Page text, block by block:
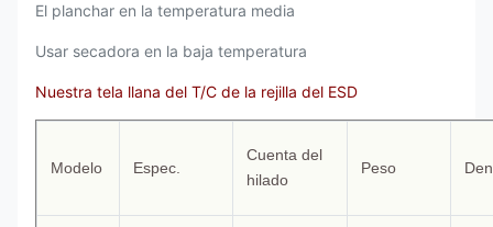
El planchar en la temperatura media
Usar secadora en la baja temperatura
Nuestra tela llana del T/C de la rejilla del ESD
Modelo Espec.
Cuenta del
hilado
Peso